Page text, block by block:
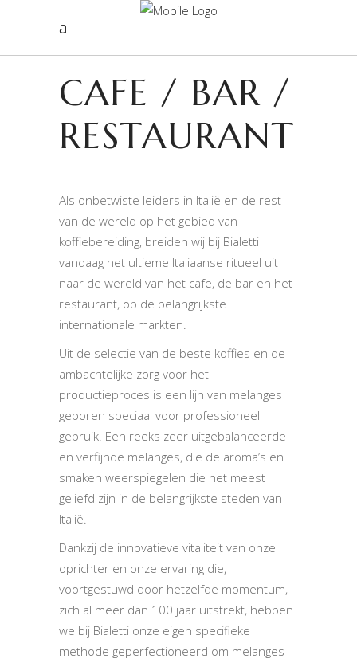
CAFE / BAR /
RESTAURANT
Als onbetwiste leiders in Italië en de rest
van de wereld op het gebied van
koffiebereiding, breiden wij bij Bialetti
vandaag het ultieme Italiaanse ritueel uit
naar de wereld van het cafe, de bar en het
restaurant, op de belangrijkste
internationale markten.
Uit de selectie van de beste koffies en de
ambachtelijke zorg voor het
productieproces is een lijn van melanges
geboren speciaal voor professioneel
gebruik. Een reeks zeer uitgebalanceerde
en verfijnde melanges, die de aroma’s en
smaken weerspiegelen die het meest
geliefd zijn in de belangrijkste steden van
Italië.
Dankzij de innovatieve vitaliteit van onze
oprichter en onze ervaring die,
voortgestuwd door hetzelfde momentum,
zich al meer dan 100 jaar uitstrekt, hebben
we bij Bialetti onze eigen specifieke
methode geperfectioneerd om melanges